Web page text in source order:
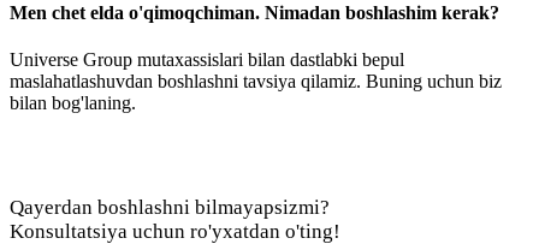
Men chet elda o'qimoqchiman. Nimadan boshlashim kerak?
Universe Group mutaxassislari bilan dastlabki bepul
maslahatlashuvdan boshlashni tavsiya qilamiz. Buning uchun biz
bilan bog'laning.
Qayerdan boshlashni bilmayapsizmi?
Konsultatsiya uchun ro'yxatdan o'ting!